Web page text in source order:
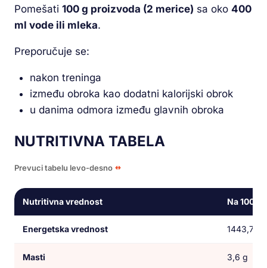
Pomešati 100 g proizvoda (2 merice) sa oko 400
ml vode ili mleka.
Preporučuje se:
nakon treninga
između obroka kao dodatni kalorijski obrok
u danima odmora između glavnih obroka
NUTRITIVNA TABELA
Prevuci tabelu levo-desno
Nutritivna vrednost Na 100 g
Energetska vrednost 1443,7
Masti 3,6 g